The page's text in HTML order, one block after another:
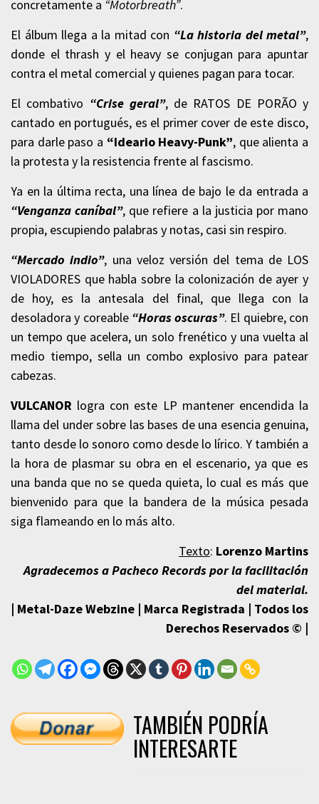
concretamente a “Motorbreath”.
El álbum llega a la mitad con “La historia del metal”,
donde el thrash y el heavy se conjugan para apuntar
contra el metal comercial y quienes pagan para tocar.
El combativo “Crise geral”, de RATOS DE PORÃO y
cantado en portugués, es el primer cover de este disco,
para darle paso a “Ideario Heavy-Punk”, que alienta a
la protesta y la resistencia frente al fascismo.
Ya en la última recta, una línea de bajo le da entrada a
“Venganza caníbal”, que refiere a la justicia por mano
propia, escupiendo palabras y notas, casi sin respiro.
“Mercado indio”, una veloz versión del tema de LOS
VIOLADORES que habla sobre la colonización de ayer y
de hoy, es la antesala del final, que llega con la
desoladora y coreable “Horas oscuras”. El quiebre, con
un tempo que acelera, un solo frenético y una vuelta al
medio tiempo, sella un combo explosivo para patear
cabezas.
VULCANOR logra con este LP mantener encendida la
llama del under sobre las bases de una esencia genuina,
tanto desde lo sonoro como desde lo lírico. Y también a
la hora de plasmar su obra en el escenario, ya que es
una banda que no se queda quieta, lo cual es más que
bienvenido para que la bandera de la música pesada
siga flameando en lo más alto.
Texto: Lorenzo Martins
Agradecemos a Pacheco Records por la facilitación
del material.
| Metal-Daze Webzine | Marca Registrada | Todos los
Derechos Reservados © |
TAMBIÉN PODRÍA
INTERESARTE